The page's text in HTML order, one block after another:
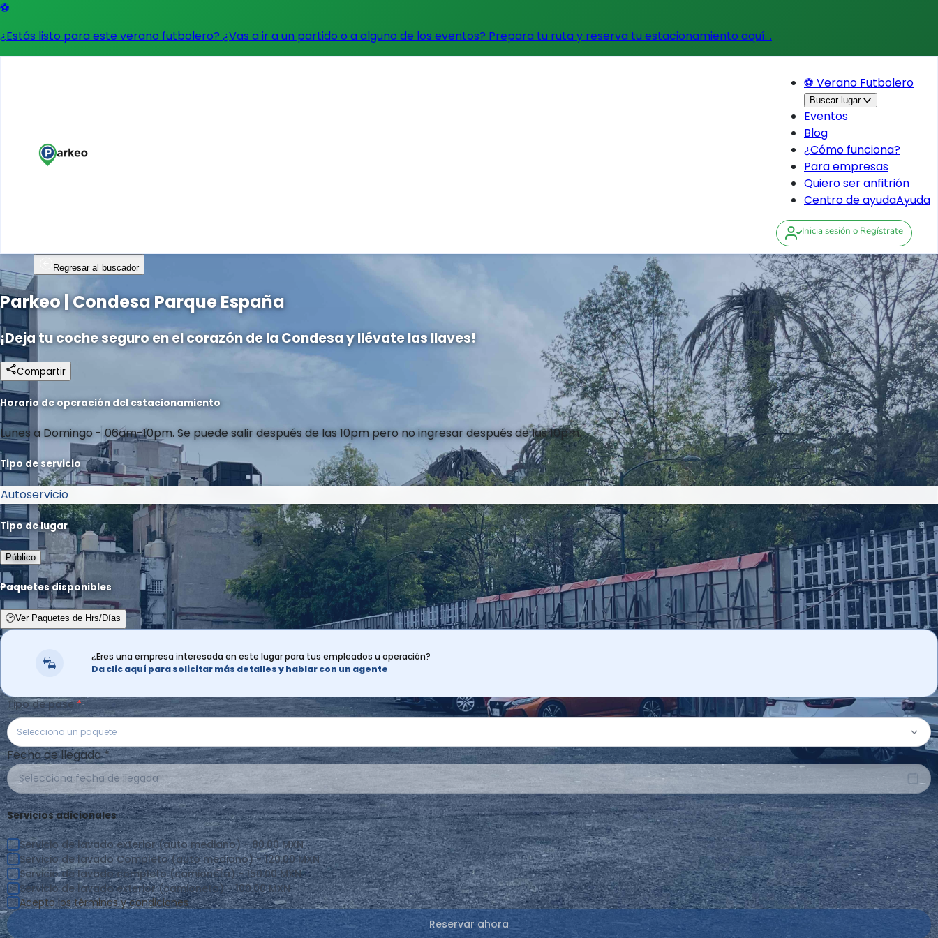
⚽
¿Estás listo para este verano futbolero? ¿Vas a ir a un partido o a alguno de los eventos? Prepara tu ruta y reserva tu estacionamiento aquí. .
⚽ Verano Futbolero
Buscar lugar
Eventos
Blog
¿Cómo funciona?
Para empresas
Quiero ser anfitrión
Centro de ayudaAyuda
Inicia sesión o Regístrate
Regresar al buscador
Parkeo | Condesa Parque España
¡Deja tu coche seguro en el corazón de la Condesa y llévate las llaves!
Compartir
Horario de operación del estacionamiento
Lunes a Domingo - 06am-10pm. Se puede salir después de las 10pm pero no ingresar después de las 10pm.
Tipo de servicio
Autoservicio
Tipo de lugar
Público
Paquetes disponibles
🕑Ver Paquetes de Hrs/Días
¿Eres una empresa interesada en este lugar para tus empleados u operación?
Da clic aquí para solicitar más detalles y hablar con un agente
Tipo de pase
Selecciona un paquete
Fecha de llegada*
Selecciona fecha de llegada
Servicios adicionales
Servicio de lavado exterior (auto mediano) - 80.00 MXN
Servicio de lavado Completo (auto mediano) - 120.00 MXN
Servicio de lavado completo (camioneta) - 150.00 MXN
Servicio de lavado exterior (camioneta) - 100.00 MXN
Acepto los términos y condiciones
Reservar ahora